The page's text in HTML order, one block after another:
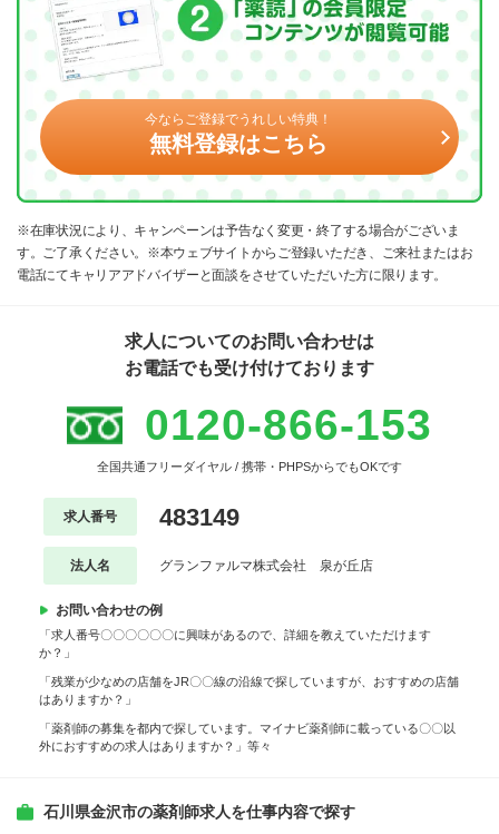
今ならご登録でうれしい特典！
無料登録はこちら
※在庫状況により、キャンペーンは予告なく変更・終了する場合がございま
す。ご了承ください。※本ウェブサイトからご登録いただき、ご来社またはお
電話にてキャリアアドバイザーと面談をさせていただいた方に限ります。
求人についてのお問い合わせは
お電話でも受け付けております
0120-866-153
全国共通フリーダイヤル / 携帯・PHPSからでもOKです
求人番号 483149
法人名 グランファルマ株式会社 泉が丘店
お問い合わせの例
「求人番号〇〇〇〇〇〇に興味があるので、詳細を教えていただけます
か？」
「残業が少なめの店舗をJR〇〇線の沿線で探していますが、おすすめの店舗
はありますか？」
「薬剤師の募集を都内で探しています。マイナビ薬剤師に載っている〇〇以
外におすすめの求人はありますか？」等々
石川県金沢市の薬剤師求人を仕事内容で探す